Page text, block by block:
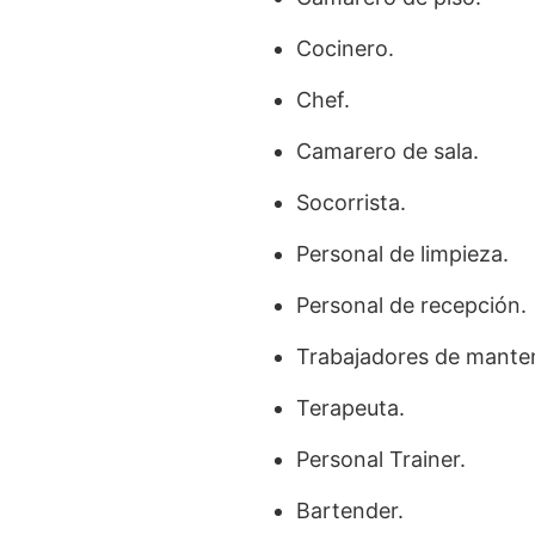
Cocinero.
Chef.
Camarero de sala.
Socorrista.
Personal de limpieza.
Personal de recepción.
Trabajadores de
Terapeuta.
Personal Trainer.
Bartender.